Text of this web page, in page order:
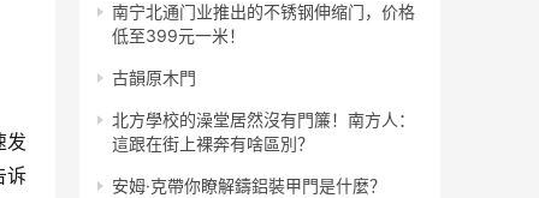
发
诉
南宁北通门业推出的不锈钢伸缩门，价格
低至399元一米！
古韻原木門
北方學校的澡堂居然沒有門簾！南方人：
這跟在街上裸奔有啥區別？
安姆·克帶你瞭解鑄鋁裝甲門是什麼？